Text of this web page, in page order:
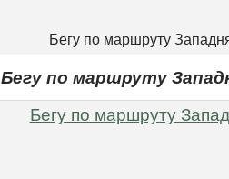
Бегу по маршруту
Бегу по маршруту